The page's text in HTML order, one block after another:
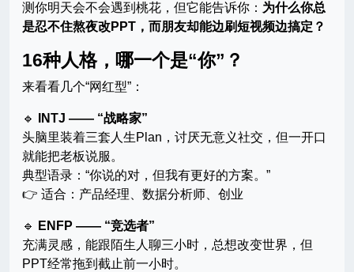
测你明天会不会遇到桃花，但它能告诉你： 为什么你总
是忍不住熬夜改PPT，而朋友却能边刷短视频边搞定？
16种人格，哪一个是“你”？
来看看几个“网红型”：
🔹
INTJ —— “战略家”
头脑里装着三套人生Plan，讨厌无意义社交，但一开口
就能把老板说服。
典型语录：“你说的对，但我有更好的方案。”
👉 适合：产品经理、数据分析师、创业
🔹
ENFP —— “竞选者”
充满灵感，能跟陌生人聊三小时，总想改变世界，但
PPT经常拖到截止前一小时。